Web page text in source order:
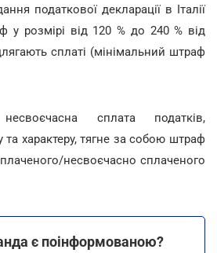
податкової декларації в Італії
у розмірі від 120 % до 240 % від
сплаті (мінімальний штраф
сплата податків,
та характеру, тягне за собою штраф
несвоєчасно сплаченого
є поінформованою?